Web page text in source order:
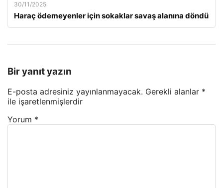
30/11/2025
Haraç ödemeyenler için sokaklar savaş alanına döndü
Bir yanıt yazın
E-posta adresiniz yayınlanmayacak. Gerekli alanlar *
ile işaretlenmişlerdir
Yorum *